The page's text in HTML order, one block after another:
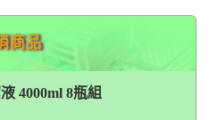
商品
4000ml 8瓶組